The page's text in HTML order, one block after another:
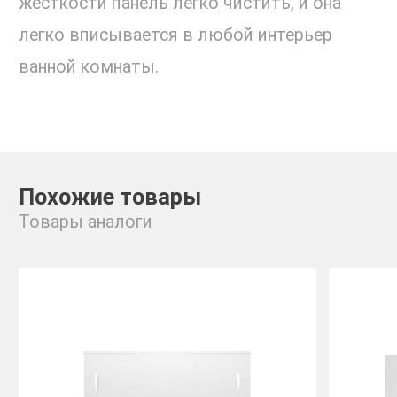
легко вписывается в любой интерьер
ванной комнаты.
Похожие товары
Товары аналоги